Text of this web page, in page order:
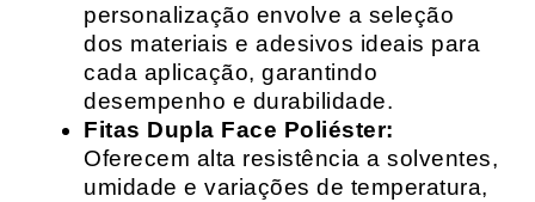
personalização envolve a seleção
dos materiais e adesivos ideais para
cada aplicação, garantindo
desempenho e durabilidade.
Fitas Dupla Face Poliéster:
Oferecem alta resistência a solventes,
umidade e variações de temperatura,